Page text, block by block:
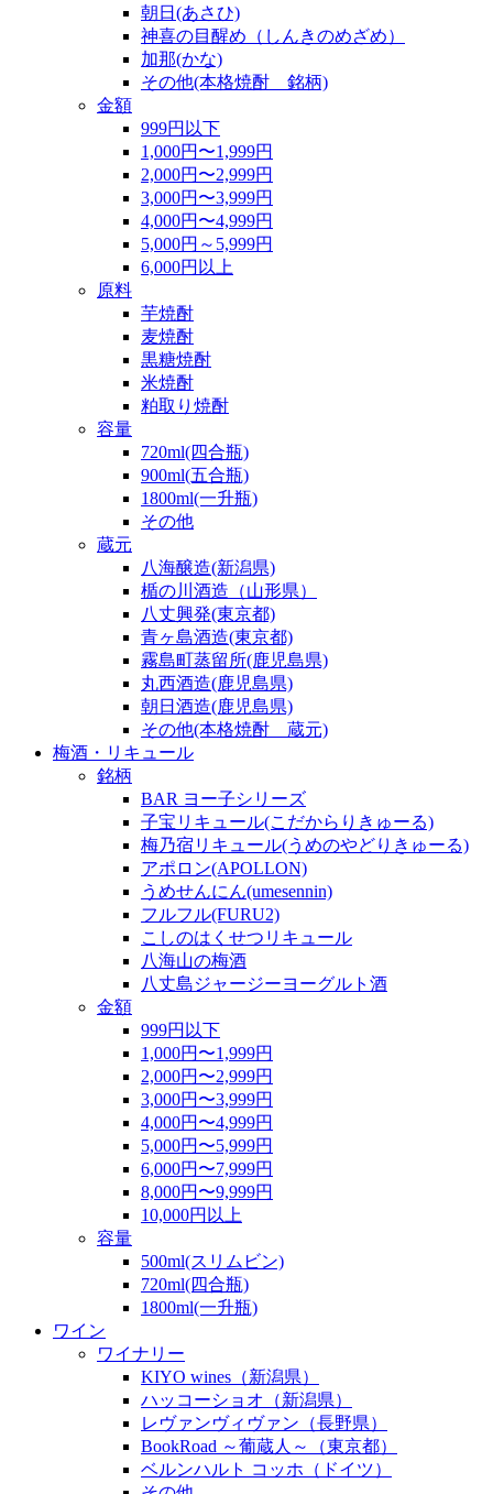
朝日(あさひ)
神喜の目醒め（しんきのめざめ）
加那(かな)
その他(本格焼酎 銘柄)
金額
999円以下
1,000円〜1,999円
2,000円〜2,999円
3,000円〜3,999円
4,000円〜4,999円
5,000円～5,999円
6,000円以上
原料
芋焼酎
麦焼酎
黒糖焼酎
米焼酎
粕取り焼酎
容量
720ml(四合瓶)
900ml(五合瓶)
1800ml(一升瓶)
その他
蔵元
八海醸造(新潟県)
楯の川酒造（山形県）
八丈興発(東京都)
青ヶ島酒造(東京都)
霧島町蒸留所(鹿児島県)
丸西酒造(鹿児島県)
朝日酒造(鹿児島県)
その他(本格焼酎 蔵元)
梅酒・リキュール
銘柄
BAR ヨー子シリーズ
子宝リキュール(こだからりきゅーる)
梅乃宿リキュール(うめのやどりきゅーる)
アポロン(APOLLON)
うめせんにん(umesennin)
フルフル(FURU2)
こしのはくせつリキュール
八海山の梅酒
八丈島ジャージーヨーグルト酒
金額
999円以下
1,000円〜1,999円
2,000円〜2,999円
3,000円〜3,999円
4,000円〜4,999円
5,000円〜5,999円
6,000円〜7,999円
8,000円〜9,999円
10,000円以上
容量
500ml(スリムビン)
720ml(四合瓶)
1800ml(一升瓶)
ワイン
ワイナリー
KIYO wines（新潟県）
ハッコーショオ（新潟県）
レヴァンヴィヴァン（長野県）
BookRoad ～葡蔵人～（東京都）
ベルンハルト コッホ（ドイツ）